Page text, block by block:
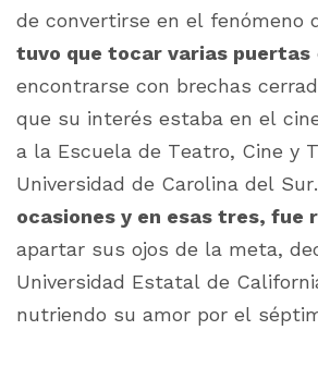
de convertirse en el fenómeno
tuvo que tocar varias puertas
encontrarse con brechas
que su interés estaba en el
a la Escuela de Teatro, Cine y
Universidad de Carolina del Sur.
ocasiones y en esas tres, fue
apartar sus ojos de la meta,
Universidad Estatal de
nutriendo su amor por el